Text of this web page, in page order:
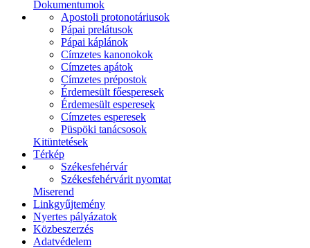
Dokumentumok
Apostoli protonotáriusok
Pápai prelátusok
Pápai káplánok
Címzetes kanonokok
Címzetes apátok
Címzetes prépostok
Érdemesült főesperesek
Érdemesült esperesek
Címzetes esperesek
Püspöki tanácsosok
Kitüntetések
Térkép
Székesfehérvár
Székesfehérvárit nyomtat
Miserend
Linkgyűjtemény
Nyertes pályázatok
Közbeszerzés
Adatvédelem